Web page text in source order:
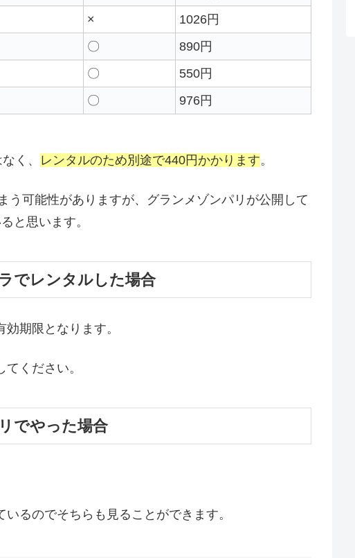
×
1026円
〇
890円
〇
550円
〇 976円
く、 レンタルのため別途で440円かかります。
う可能性がありますが、グランメゾンパリが公開して
と思います。
でレンタルした場合
期限となります。
ください。
でやった場合
るのでそちらも見ることができます。